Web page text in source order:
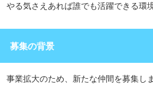
やる気さえあれば誰でも活躍できる環
募集の背景
事業拡大のため、新たな仲間を募集し